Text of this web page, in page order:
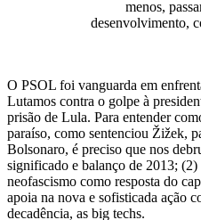
menos,
desenvolvimento,
O PSOL foi vanguarda em
Lutamos contra o golpe à
prisão de Lula. Para entender
paraíso, como sentenciou Žižek,
Bolsonaro, é preciso que nos
significado e balanço de 2013;
neofascismo como resposta do
apoia na nova e sofisticada ação
decadência, as big techs.